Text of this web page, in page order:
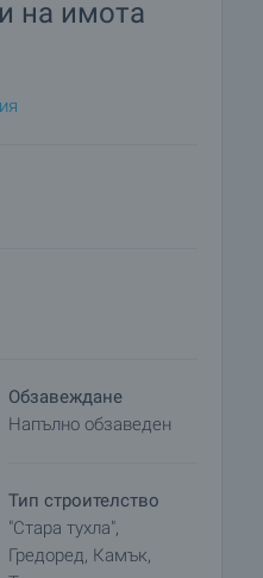
хол
част на
с достъп до
на имота
Обзавеждане
Напълно обзаведен
Тип строителство
"Стара тухла",
Гредоред, Камък,